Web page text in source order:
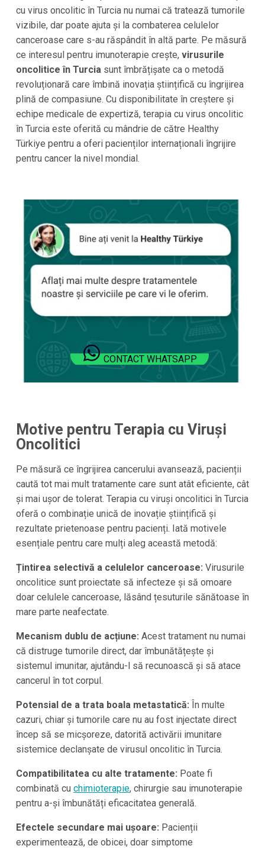
cu virus oncolitic în Turcia nu numai că tratează tumorile
vizibile, dar poate ajuta și la combaterea celulelor
canceroase care s-au răspândit în altă parte. Pe măsură
ce interesul pentru imunoterapie crește, virusurile
oncolitice în Turcia sunt îmbrățișate ca o metodă
revoluționară care îmbină inovația științifică cu îngrijirea
plină de compasiune. Cu disponibilitate în creștere și
echipe medicale de expertiză, terapia cu virus oncolitic
în Turcia este oferită cu mândrie de către Healthy
Türkiye pentru a oferi pacienților internaționali îngrijire
pentru cancer la nivel mondial.
CONTACT WHATSAPP
Motive pentru Terapia cu Viruși
Oncolitici
Pe măsură ce îngrijirea cancerului avansează, pacienții
caută tot mai mult tratamente care sunt atât eficiente, cât
și mai ușor de tolerat. Terapia cu viruși oncolitici în Turcia
oferă o combinație unică de inovație științifică și
rezultate prietenoase pentru pacienți. Iată motivele
esențiale pentru care mulți aleg această metodă:
Țintirea selectivă a celulelor canceroase: Virusurile
oncolitice sunt proiectate să infecteze și să omoare
doar celulele canceroase, lăsând țesuturile sănătoase în
mare parte neafectate.
Mecanism dublu de acțiune: Acest tratament nu numai
că distruge tumorile direct, dar îmbunătățește și
sistemul imunitar, ajutându-l să recunoască și să atace
cancerul în tot corpul.
Potensial de a trata boala metastatică: În multe
cazuri, chiar și tumorile care nu au fost injectate direct
încep să se micșoreze, datorită activării imunitare
sistemice declanșate de virusul oncolitic în Turcia.
Compatibilitatea cu alte tratamente: Poate fi
combinată cu chimioterapie, chirurgie sau imunoterapie
pentru a-și îmbunătăți eficacitatea generală.
Efectele secundare mai ușoare: Pacienții
experimentează, de obicei, doar simptome